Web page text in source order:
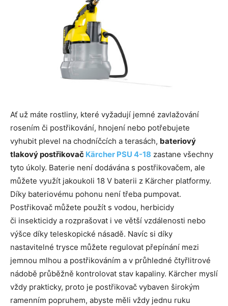
Ať už máte rostliny, které vyžadují jemné zavlažování
rosením či postřikování, hnojení nebo potřebujete
vyhubit plevel na chodníčcích a terasách, bateriový
tlakový postřikovač Kärcher PSU 4-18 zastane všechny
tyto úkoly. Baterie není dodávána s postřikovačem, ale
můžete využít jakoukoli 18 V baterii z Kärcher platformy.
Díky bateriovému pohonu není třeba pumpovat.
Postřikovač můžete použít s vodou, herbicidy
či insekticidy a rozprašovat i ve větší vzdálenosti nebo
výšce díky teleskopické násadě. Navíc si díky
nastavitelné trysce můžete regulovat přepínání mezi
jemnou mlhou a postřikováním a v průhledné čtyřlitrové
nádobě průběžně kontrolovat stav kapaliny. Kärcher myslí
vždy prakticky, proto je postřikovač vybaven širokým
ramenním popruhem, abyste měli vždy jednu ruku